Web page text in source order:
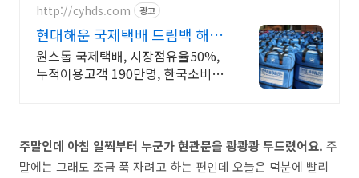
세요.
http://cyhds.com 광고
현대해운 국제택배 드림백 해외
이주화물 운송업계 1위
원스톱 국제택배, 시장점유율50%,
누적이용고객 190만명, 한국소비자
주말인데 아침 일찍부터 누군가 현관문을 쾅쾅쾅 두드렸어요. 주
말에는 그래도 조금 푹 자려고 하는 편인데 오늘은 덕분에 빨리